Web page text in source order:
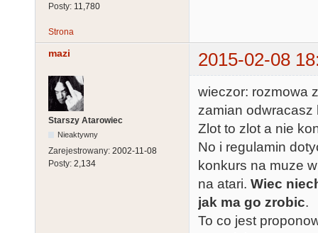
Posty: 11,780
Strona
mazi 2015-02-08
Starszy Atarowiec
Nieaktywny
Zarejestrowany: 2002-11-08
Posty: 2,134
wieczor: rozmowa
zamian odwracasz
Zlot to zlot a nie
No i regulamin
konkurs na muze
na atari. Wiec
jak ma go zrobic.
To co jest